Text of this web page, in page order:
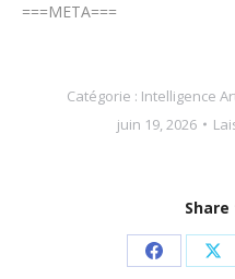
===META===
Catégorie : Intelligence
juin 19, 2026
Partager